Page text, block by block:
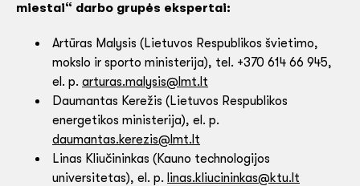
miestai“ darbo grupės ekspertai:
Artūras Malysis (Lietuvos Respublikos švietimo,
mokslo ir sporto ministerija), tel. +370 614 66 945,
el. p. arturas.malysis@lmt.lt
Daumantas Kerežis (Lietuvos Respublikos
energetikos ministerija), el. p.
daumantas.kerezis@lmt.lt
Linas Kliučininkas (Kauno technologijos
universitetas), el. p. linas.kliucininkas@ktu.lt